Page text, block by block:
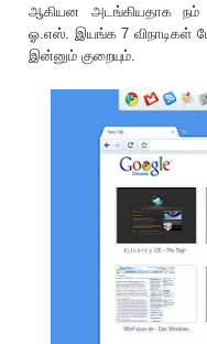
ஆகியன அடங்கியதாக நம்
ஓ.எஸ். இயங்க 7 விநாடிகள்
இன்னும் குறையும்.